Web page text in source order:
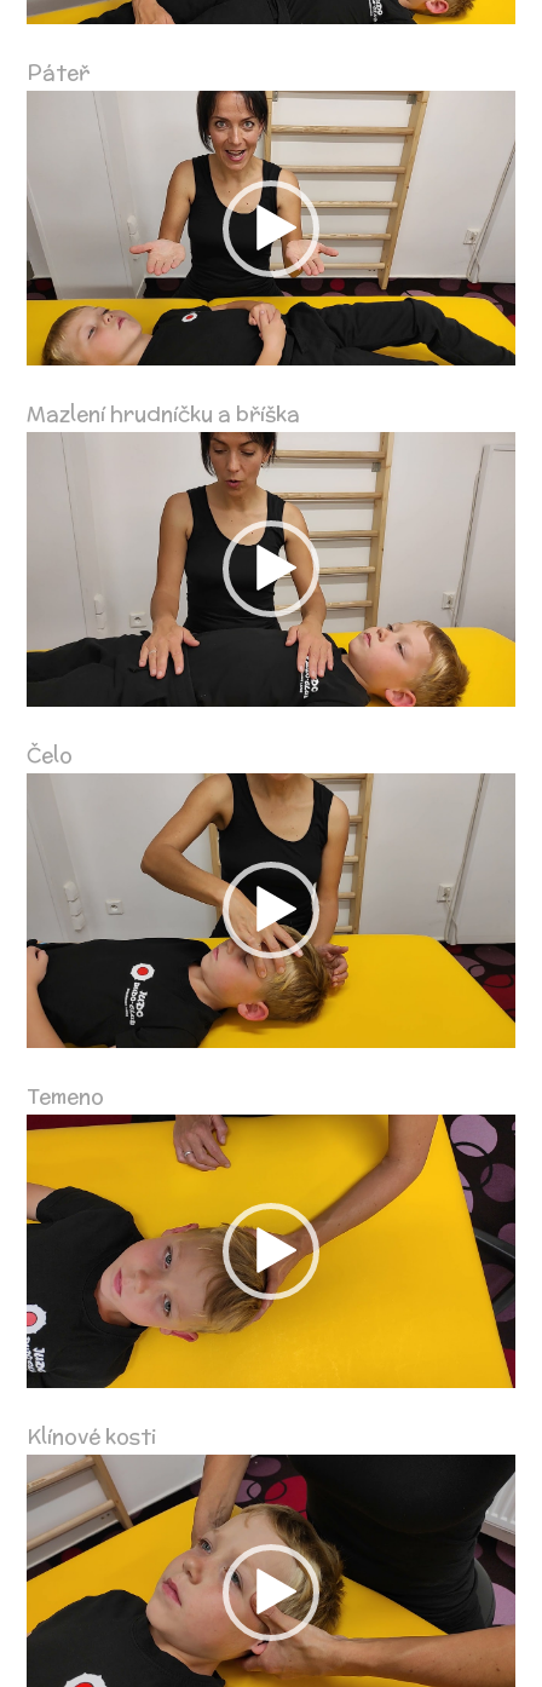
Páteř
přehrávač
Mazlení hrudníčku a bříška
Video
přehrávač
Čelo
Temeno
Video
přehrávač
Klínové kosti
Video
přehrávač